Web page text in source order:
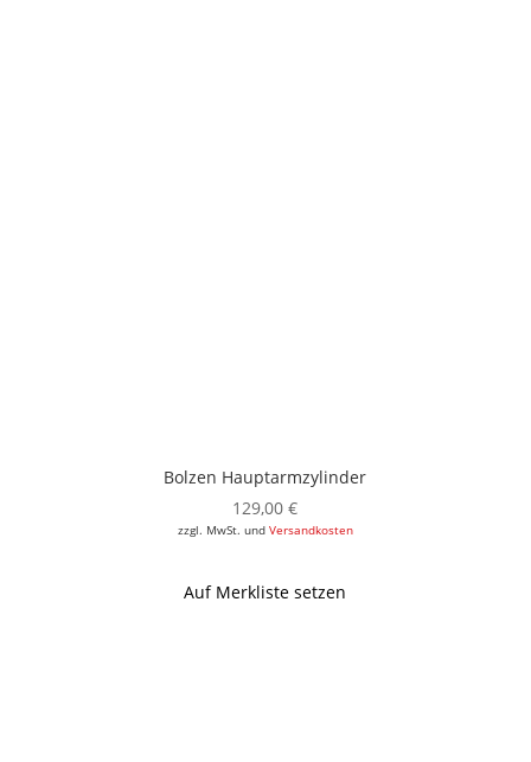
Bolzen Hauptarmzylinder
129,00€
zzgl. MwSt. und Versandkosten
Auf Merkliste setzen